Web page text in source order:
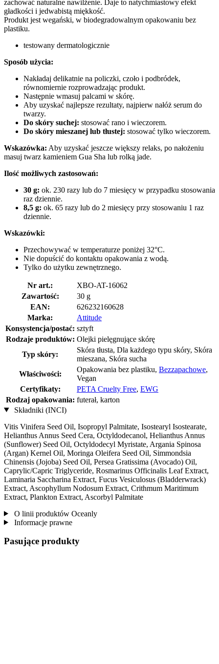
zachować naturalne nawilżenie. Daje to natychmiastowy efekt
gładkości i jedwabistą miękkość.
Produkt jest wegański, w biodegradowalnym opakowaniu bez
plastiku.
testowany dermatologicznie
Sposób użycia:
Nakładaj delikatnie na policzki, czoło i podbródek,
równomiernie rozprowadzając produkt.
Następnie wmasuj palcami w skórę.
Aby uzyskać najlepsze rezultaty, najpierw nałóż serum do
twarzy.
Do skóry suchej: stosować rano i wieczorem.
Do skóry mieszanej lub tłustej: stosować tylko wieczorem.
Wskazówka: Aby uzyskać jeszcze większy relaks, po nałożeniu
masuj twarz kamieniem Gua Sha lub rolką jade.
Ilość możliwych zastosowań:
30 g: ok. 230 razy lub do 7 miesięcy w przypadku stosowania
raz dziennie.
8,5 g: ok. 65 razy lub do 2 miesięcy przy stosowaniu 1 raz
dziennie.
Wskazówki:
Przechowywać w temperaturze poniżej 32°C.
Nie dopuścić do kontaktu opakowania z wodą.
Tylko do użytku zewnętrznego.
Nr art.:
XBO-AT-16062
Zawartość:
30 g
EAN:
626232160628
Marka:
Attitude
Konsystencja/postać: sztyft
Rodzaje produktów: Olejki pielęgnujące skórę
Typ skóry:
Skóra tłusta, Dla każdego typu skóry, Skóra
mieszana, Skóra sucha
Właściwości:
Opakowania bez plastiku, Bezzapachowe,
Vegan
Certyfikaty:
PETA Cruelty Free, EWG
Rodzaj opakowania: futerał, karton
Składniki (INCI)
Vitis Vinifera Seed Oil, Isopropyl Palmitate, Isostearyl Isostearate,
Helianthus Annus Seed Cera, Octyldodecanol, Helianthus Annus
(Sunflower) Seed Oil, Octyldodecyl Myristate, Argania Spinosa
(Argan) Kernel Oil, Moringa Oleifera Seed Oil, Simmondsia
Chinensis (Jojoba) Seed Oil, Persea Gratissima (Avocado) Oil,
Caprylic/Capric Triglyceride, Rosmarinus Officinalis Leaf Extract,
Laminaria Saccharina Extract, Fucus Vesiculosus (Bladderwrack)
Extract, Ascophyllum Nodosum Extract, Crithmum Maritimum
Extract, Plankton Extract, Ascorbyl Palmitate
O linii produktów Oceanly
Informacje prawne
Pasujące produkty